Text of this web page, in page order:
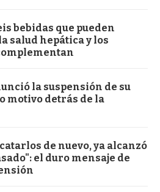
bebidas que pueden
salud hepática y los
la suspensión de su
motivo detrás de la
de nuevo, ya alcanzó
el duro mensaje de